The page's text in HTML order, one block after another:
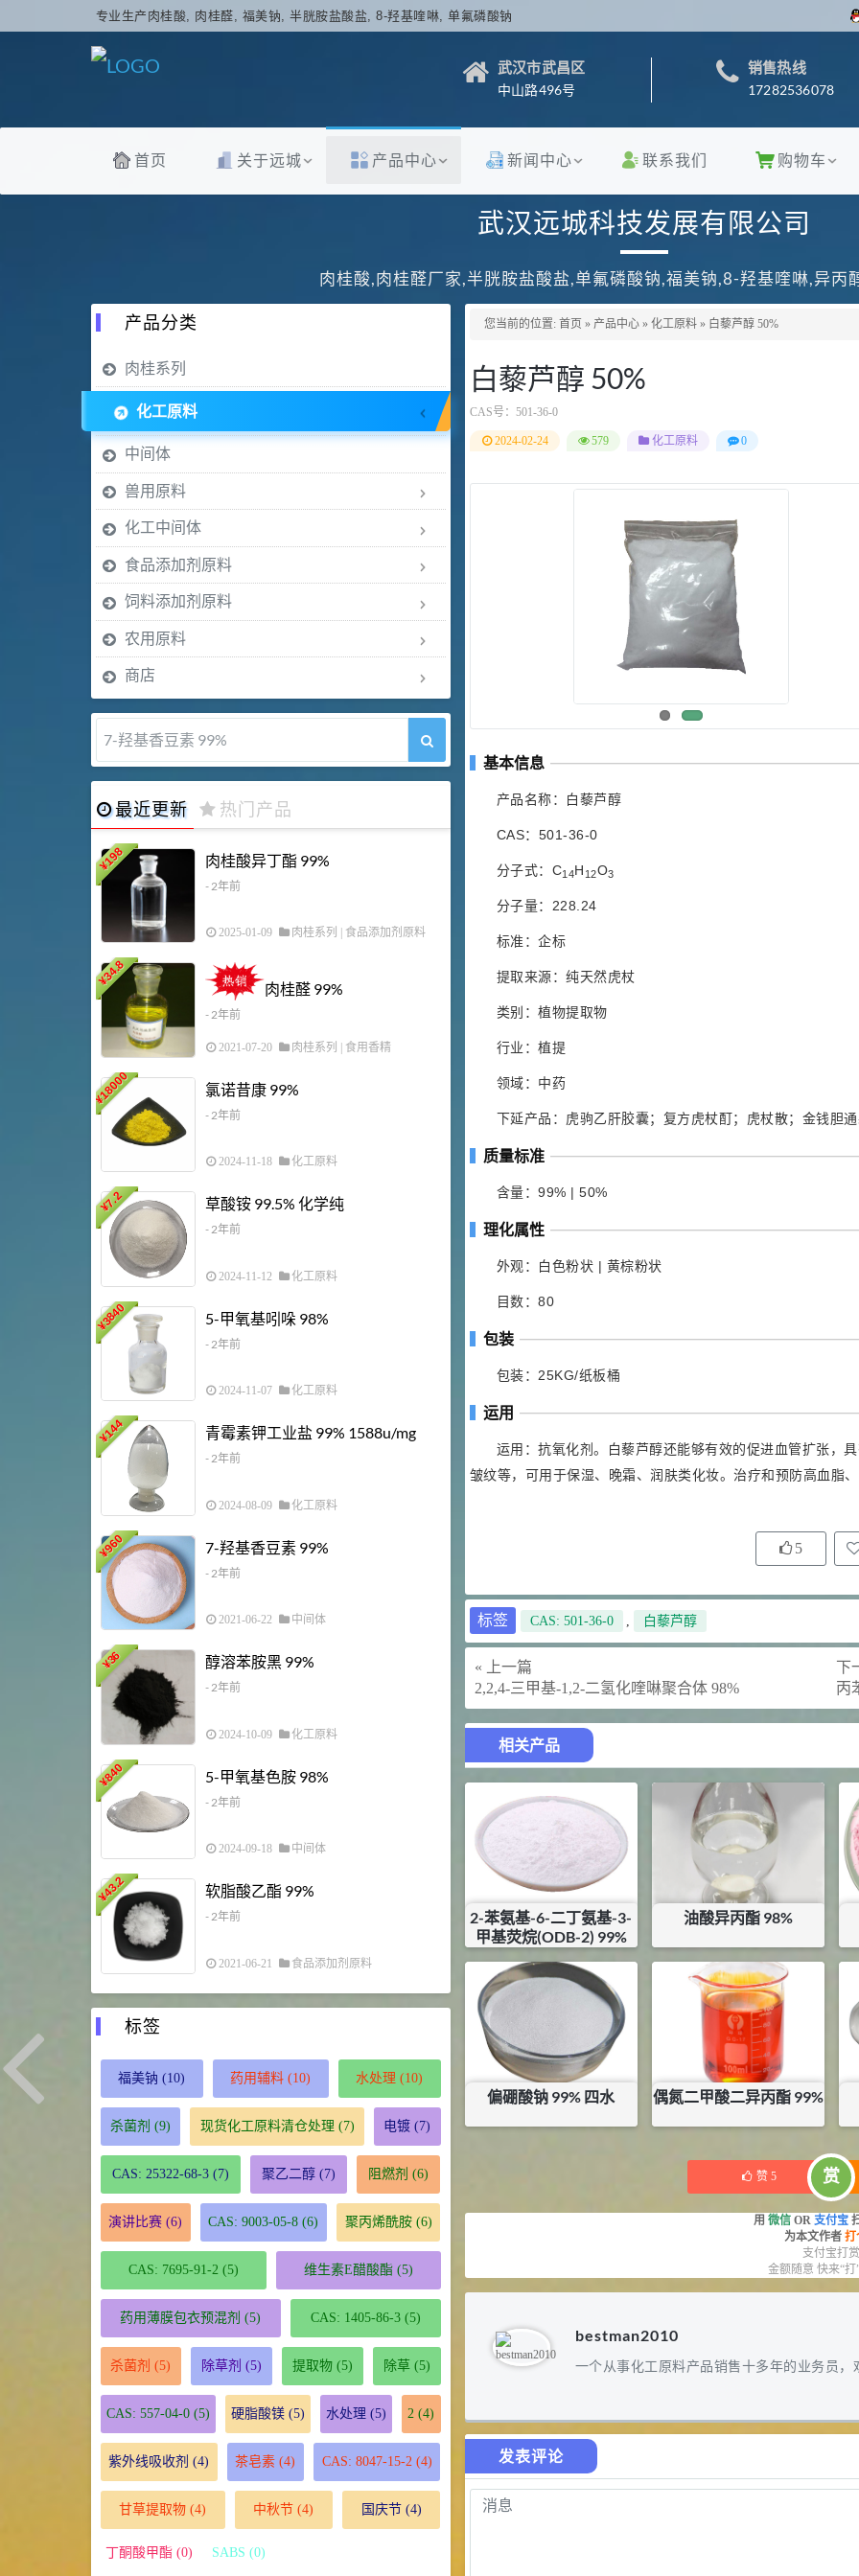
专业生产肉桂酸, 肉桂醛, 福美钠, 半胱胺盐酸盐, 8-羟基喹啉, 单氟磷酸钠
武汉市武昌区
中山路496号
销售热线
17282536078
首页 关于远城 产品中心 新闻中心 联系我们 购物车
武汉远城科技发展有限公司
肉桂酸,肉桂醛厂家,半胱胺盐酸盐,单氟磷酸钠,福美钠,8-羟基喹啉,异丙
您当前的位置: 首页 » 产品中心 » 化工原料 » 白藜芦醇 50%
白藜芦醇 50%
CAS号： 501-36-0
2024-02-24 579 化工原料 0
基本信息
产品名称：白藜芦醇
CAS：501-36-0
分子式：C14H 12O3
分子量：228.24
标准：企标
提取来源：纯天然虎杖
类别：植物提取物
行业：植提
领域：中药
下延产品：虎驹乙肝胶囊；复方虎杖酊；虎杖散；金钱胆
质量标准
含量：99% | 50%
理化属性
外观：白色粉状 | 黄棕粉状
目数：80
包装
包装：25KG/纸板桶
运用
运用：抗氧化剂。白藜芦醇还能够有效的促进血管扩张，
皱纹等，可用于保湿、晚霜、润肤类化妆。治疗和预防高血脂
5
标签 CAS: 501-36-0 , 白藜芦醇
« 上一篇
2,2,4-三甲基-1,2-二氢化喹啉聚合体 98%
下
丙
相关产品
2-苯氨基-6-二丁氨基-3-
甲基荧烷(ODB-2) 99%
¥182.5
库存：13.43KG
油酸异丙酯 98%
¥54
库存：0KG
偏硼酸钠 99% 四水 偶氮二甲酸二异丙酯 99%
赞 5 赏
用 微信 OR 支付宝
为本文作者 打
支付宝打赏
金额随意 快来“打
bestman2010
一个从事化工原料产品销售十多年的业务员，
发表评论
产品分类
肉桂系列
化工原料
中间体
兽用原料
化工中间体
食品添加剂原料
饲料添加剂原料
农用原料
商店
7-羟基香豆素 99%
最近更新 热门产品
¥
198 肉桂酸异丁酯 99%
- 2年前
2025-01-09 肉桂系列 食品添加剂原料
¥
34.8
肉桂醛 99%
- 2年前
2021-07-20 肉桂系列 | 食用香精
¥
18000 氯诺昔康 99%
- 2年前
2024-11-18 化工原料
¥
7.2 草酸铵 99.5% 化学纯
- 2年前
2024-11-12 化工原料
¥
3840 5-甲氧基吲哚 98%
- 2年前
2024-11-07 化工原料
¥
144 青霉素钾工业盐 99% 1588u/mg
- 2年前
2024-08-09 化工原料
¥
960 7-羟基香豆素 99%
- 2年前
2021-06-22 中间体
¥
36 醇溶苯胺黑 99%
- 2年前
2024-10-09 化工原料
¥
840 5-甲氧基色胺 98%
- 2年前
2024-09-18 中间体
¥
43.2 软脂酸乙酯 99%
- 2年前
2021-06-21 食品添加剂原料
2 乙酸橙花酯 99%
3
浏览量 - 4.4w
N-羟甲基丙烯酰胺 98% NMA
浏览量 - 1.98w
2021-06-22 化工原料
99.5%
浏览量 - 1.89w
69.6
98.5%
浏览量 - 1.72w
2021-05-25 食品添加剂原料
11.25
浏览量 - 1.55w
2021-05-25
475
浏览量 - 1.54w
2021-06-19
10 DL-蛋氨酸 99%
浏览量 - 1.48w
2021-06-21 食品添加剂原料
标签
福美钠 (10) 药用辅料 (10) 水处理 (10)
杀菌剂 (9) 现货化工原料清仓处理 (7) 电镀 (7)
CAS: 25322-68-3(7) 聚乙二醇(7) 阻燃剂 (6)
演讲比赛 (6) CAS: 9003-05-8 (6) 聚丙烯酰胺(6)
CAS: 7695-91-2 (5) 维生素E醋酸酯(5)
药用薄膜包衣预混剂 (5) CAS: 1405-86-3(5)
杀菌剂 (5) 除草剂 (5) 提取物(5) 除草(5)
CAS: 557-04-0(5) 硬脂酸镁(5) 水处理 (5) 2 (4)
紫外线吸收剂 (4) 茶皂素 (4) CAS: 8047-15-2 (4)
甘草提取物 (4) 中秋节 (4) 国庆节(4)
丁酮酸甲酯 (0) SABS (0)